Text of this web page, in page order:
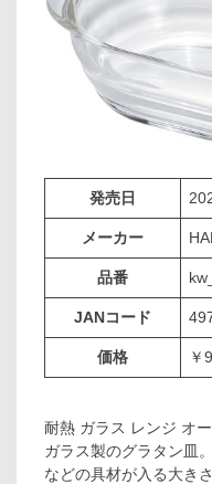
発売日
メーカー
品番
JANコード
価格 ￥
耐熱 ガラス レンジ オ
ガラス製のグラタン皿
などの具材が入る大き